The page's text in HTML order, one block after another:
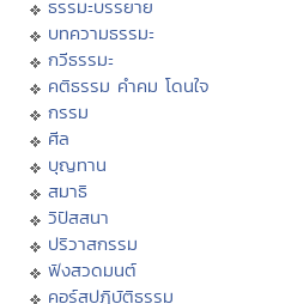
ธรรมะบรรยาย
บทความธรรมะ
กวีธรรมะ
คติธรรม คำคม โดนใจ
กรรม
ศีล
บุญทาน
สมาธิ
วิปัสสนา
ปริวาสกรรม
ฟังสวดมนต์
คอร์สปฏิบัติธรรม